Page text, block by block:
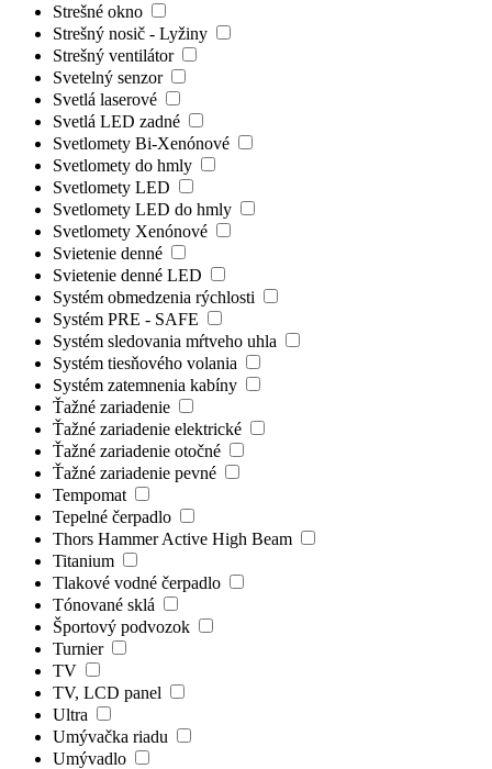
Strešné okno
Strešný nosič - Lyžiny
Strešný ventilátor
Svetelný senzor
Svetlá laserové
Svetlá LED zadné
Svetlomety Bi-Xenónové
Svetlomety do hmly
Svetlomety LED
Svetlomety LED do hmly
Svetlomety Xenónové
Svietenie denné
Svietenie denné LED
Systém obmedzenia rýchlosti
Systém PRE - SAFE
Systém sledovania mŕtveho uhla
Systém tiesňového volania
Systém zatemnenia kabíny
Ťažné zariadenie
Ťažné zariadenie elektrické
Ťažné zariadenie otočné
Ťažné zariadenie pevné
Tempomat
Tepelné čerpadlo
Thors Hammer Active High Beam
Titanium
Tlakové vodné čerpadlo
Tónované sklá
Športový podvozok
Turnier
TV
TV, LCD panel
Ultra
Umývačka riadu
Umývadlo